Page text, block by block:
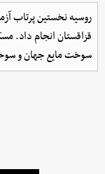
قزاقستان انجام داد.
سوخت مایع جهان و